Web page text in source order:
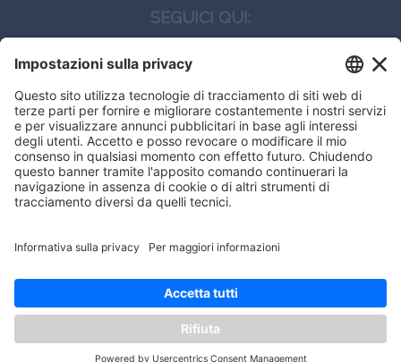
you get the best experience on our
Got it!
SEGUICI QUI:
CONTATTI
Edi.Ermes srl
Viale E. Forlanini, 21 - 20134, Milano
(+39)027021121
E-mail:eeinfo@eenet.it
ORARI
Lunedì — Giovedì: - 08:30 - 13:00 – 14:00 - 17:30
Venerdì: - 08:30 - 13:00 – 14:00 - 16:00